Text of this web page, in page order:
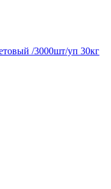
/3000шт/уп 30кг